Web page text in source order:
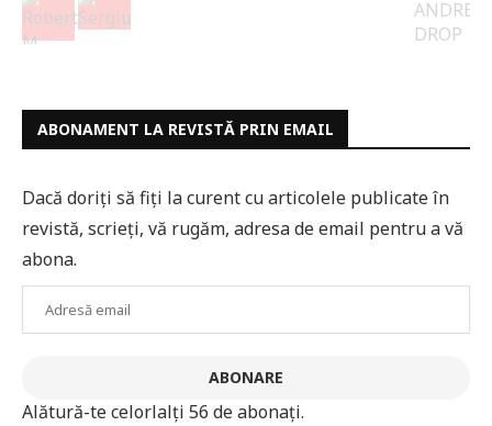
ABONAMENT LA REVISTĂ PRIN EMAIL
Dacă doriți să fiți la curent cu articolele publicate în
revistă, scrieți, vă rugăm, adresa de email pentru a vă
abona.
Adresă
ABONARE
Alătură-te celorlalți 56 de abonați.